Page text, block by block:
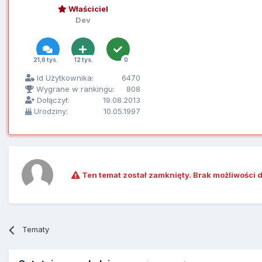
Właściciel
Dev
21,6 tys. 12 tys. 0
Id Użytkownika:
6470
Wygrane w rankingu:
808
Dołączył:
19.08.2013
Urodziny:
10.05.1997
Ten temat został zamknięty. Brak możliwości
Tematy